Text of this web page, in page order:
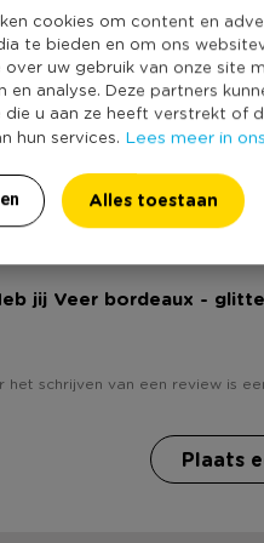
cookies om content en
te bieden en om ons
uw gebruik van onze site
en analyse. Deze partners
u aan ze heeft verstrekt of
hun services. Lees meer in
Alles toestaan
is 99 cm
jij Veer bordeaux -
het schrijven van een review is
Plaats